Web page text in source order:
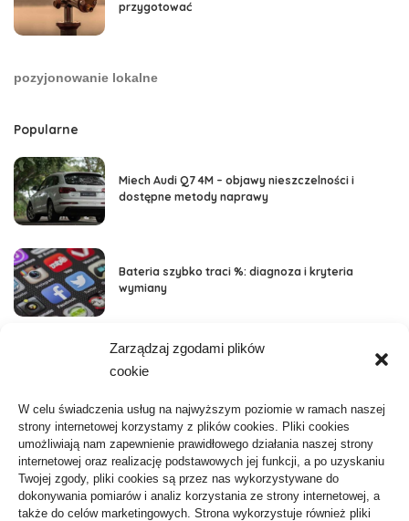
Zarządzaj zgodami plików
cookie
W celu świadczenia usług na najwyższym poziomie w ramach naszej
strony internetowej korzystamy z plików cookies. Pliki cookies
umożliwiają nam zapewnienie prawidłowego działania naszej strony
internetowej oraz realizację podstawowych jej funkcji, a po uzyskaniu
Twojej zgody, pliki cookies są przez nas wykorzystywane do
dokonywania pomiarów i analiz korzystania ze strony internetowej, a
także do celów marketingowych. Strona wykorzystuje również pliki
przygotować
pozyjonowanie lokalne
Popularne
Miech Audi Q7 4M – objawy nieszczelności i
dostępne metody naprawy
Bateria szybko traci %: diagnoza i kryteria
wymiany
ARTYKUŁ SPONSOROWANY
Biznes, Finanse 61
Budownictwo, Przemysł